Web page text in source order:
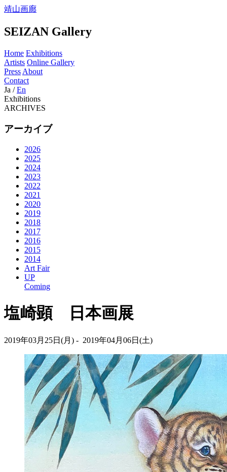
靖山画廊
SEIZAN Gallery
Home Exhibitions
Artists Online Gallery
Press About
Contact
Ja / En
Exhibitions
ARCHIVES
アーカイブ
2026
2025
2024
2023
2022
2021
2020
2019
2018
2017
2016
2015
2014
Art Fair
UP
Coming
塩崎顕 日本画展
2019年03月25日(月) - 2019年04月06日(土)